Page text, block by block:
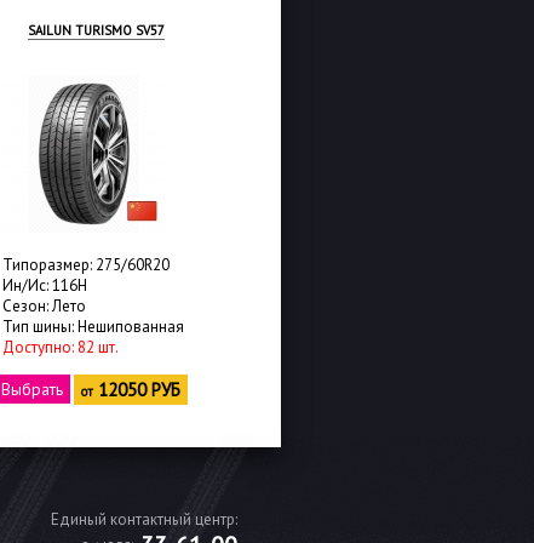
SAILUN TURISMO SV57
Типоразмер: 275/60R20
Ин/Ис: 116H
Сезон: Лето
Тип шины: Нешипованная
Доступно: 82 шт.
Выбрать от12050 РУБ
Единый контактный центр: